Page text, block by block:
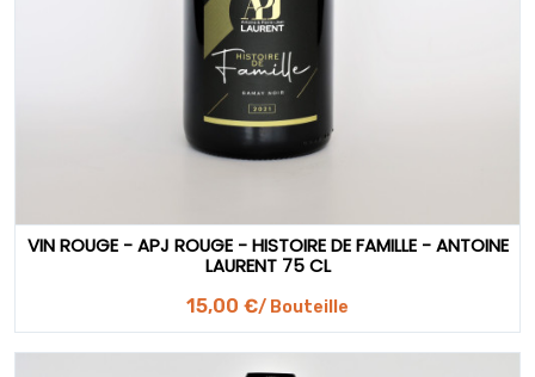
VIN ROUGE - APJ ROUGE - HISTOIRE DE FAMILLE - ANTOINE
LAURENT 75 CL
15,00 €/ Bouteille